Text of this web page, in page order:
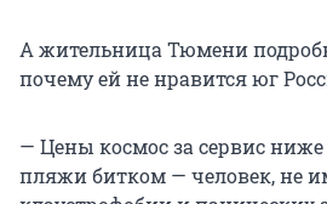
А жительница Тюмени
почему ей не нравится юг
— Цены космос за сервис ниже
пляжи битком — человек, не